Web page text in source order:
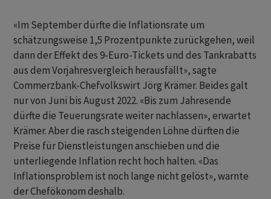
«Im September dürfte die Inflationsrate um
schätzungsweise 1,5 Prozentpunkte zurückgehen, weil
dann der Effekt des 9-Euro-Tickets und des Tankrabatts
aus dem Vorjahresvergleich herausfällt», sagte
Commerzbank-Chefvolkswirt Jörg Krämer. Beides galt
nur von Juni bis August 2022. «Bis zum Jahresende
dürfte die Teuerungsrate weiter nachlassen», erwartet
Krämer. Aber die rasch steigenden Löhne dürften die
Preise für Dienstleistungen anschieben und die
unterliegende Inflation recht hoch halten. «Das
Inflationsproblem ist noch lange nicht gelöst», warnte
der Chefökonom deshalb.